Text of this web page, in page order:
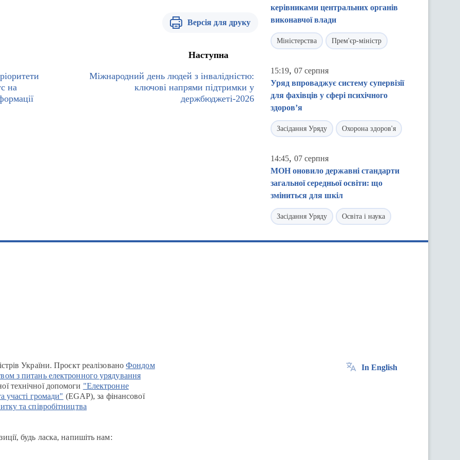
Версія для друку
на
Наступна
Міжнародний день людей з інвалідністю:
ключові напрями підтримки у
держбюджеті-2026
керівниками центральних органів
виконавчої влади
Міністерства Прем'єр-міністр
15:19, 07 серпня
Уряд впроваджує систему супервізії
для фахівців у сфері психічного
здоров’я
Засідання Уряду Охорона здоров'я
14:45, 07 серпня
МОН оновило державні стандарти
загальної середньої освіти: що
зміниться для шкіл
Засідання Уряду Освіта і наука
України. Проєкт реалізованоФондом
з питань електронного урядування
технічної допомоги "Електронне
участі громади" (EGAP), за фінансової
та співробітництва
будь ласка, напишіть нам:
In English